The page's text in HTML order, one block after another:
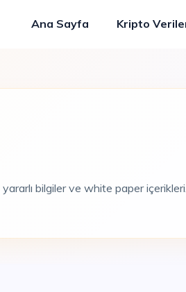
Ana Sayfa Kripto
bilgiler ve white paper içerikleri.